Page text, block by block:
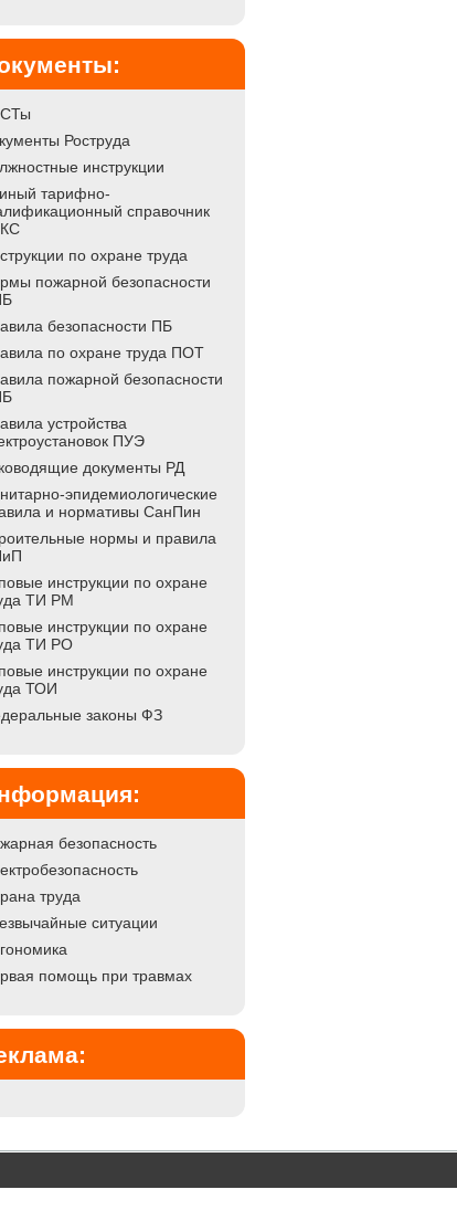
Роструда
инструкции
тарифно-
справочник
по охране труда
пожарной безопасности
безопасности ПБ
по охране труда ПОТ
пожарной безопасности
устройства
ПУЭ
документы РД
эпидемиологические
и нормативы СанПин
нормы и правила
инструкции по охране
ТИ РМ
инструкции по охране
ТИ РО
инструкции по охране
ТОИ
законы ФЗ
безопасность
труда
ситуации
помощь при травмах